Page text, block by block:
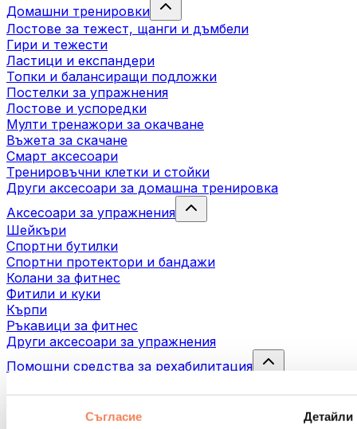
Съгласие Детайли
Домашни тренировки
Лостове за тежест, щанги и дъмбели
Гири и тежести
Ластици и експандери
Топки и балансиращи подложки
Постелки за упражнения
Лостове и успоредки
Мулти тренажори за окачване
Въжета за скачане
Смарт аксесоари
Тренировъчни клетки и стойки
Други аксесоари за домашна тренировка
Аксесоари за упражнения
Шейкъри
Спортни бутилки
Спортни протектори и бандажи
Колани за фитнес
Фитили и куки
Кърпи
Ръкавици за фитнес
Други аксесоари за упражнения
Помощни средства за рехабилитация
Инструменти за масаж
Масажни ролери